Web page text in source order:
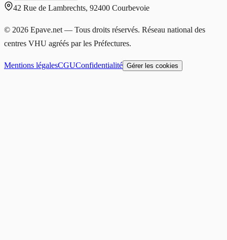
42 Rue de Lambrechts, 92400 Courbevoie
© 2026 Epave.net — Tous droits réservés. Réseau national des
centres VHU agréés par les Préfectures.
Mentions légalesCGUConfidentialité Gérer les cookies